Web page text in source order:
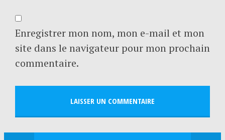
Enregistrer mon nom, mon e-mail et mon
site dans le navigateur pour mon prochain
commentaire.